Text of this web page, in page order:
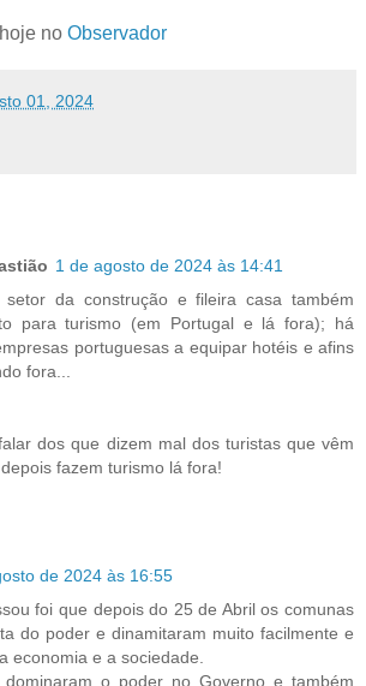
no Observador
01, 2024
1 de agosto de 2024 às 14:41
da construção e fileira casa também
para turismo (em Portugal e lá fora); há
portuguesas a equipar hotéis e afins
fora...
dos que dizem mal dos turistas que vêm
fazem turismo lá fora!
de 2024 às 16:55
foi que depois do 25 de Abril os comunas
do poder e dinamitaram muito facilmente e
economia e a sociedade.
dominaram o poder no Governo e também